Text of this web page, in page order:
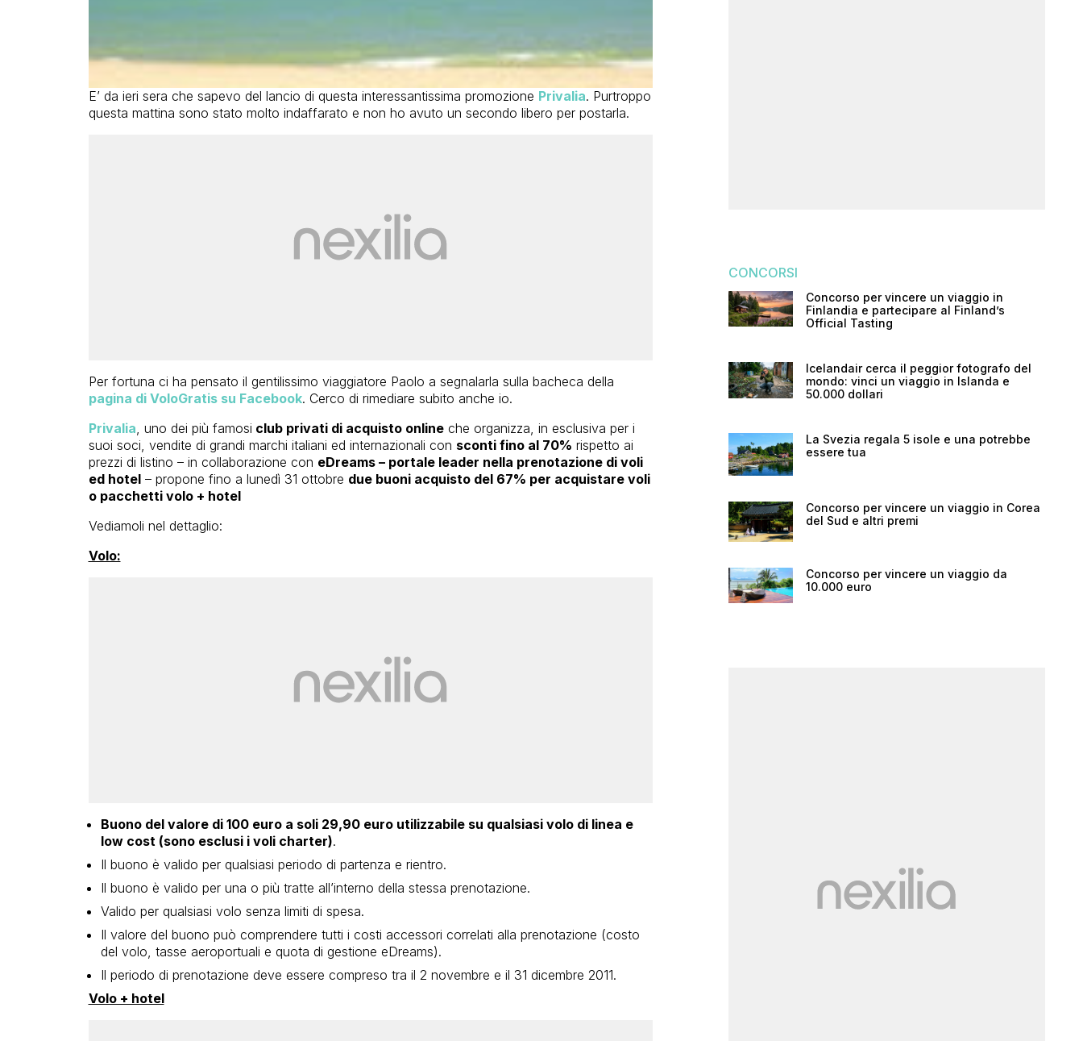
E’ da ieri sera che sapevo del lancio di questa interessantissima promozione Privalia. Purtroppo
questa mattina sono stato molto indaffarato e non ho avuto un secondo libero per postarla.
Per fortuna ci ha pensato il gentilissimo viaggiatore Paolo a segnalarla sulla bacheca della
pagina di VoloGratis su Facebook. Cerco di rimediare subito anche io.
Privalia , uno dei più famosi club privati di acquisto onlineche organizza, in esclusiva per i
suoi soci, vendite di grandi marchi italiani ed internazionali con sconti fino al 70% rispetto ai
prezzi di listino – in collaborazione con eDreams – portale leader nella prenotazione di voli
ed hotel– propone fino a lunedì 31 ottobre due buoni acquisto del 67% per acquistare voli
o pacchetti volo + hotel
Vediamoli nel dettaglio:
Volo:
Buono del valore di 100 euro a soli 29,90 euro utilizzabile su qualsiasi volo di linea e
low cost (sono esclusi i voli charter).
Il buono è valido per qualsiasi periodo di partenza e rientro.
Il buono è valido per una o più tratte all’interno della stessa prenotazione.
Valido per qualsiasi volo senza limiti di spesa.
Il valore del buono può comprendere tutti i costi accessori correlati alla prenotazione (costo
del volo, tasse aeroportuali e quota di gestione eDreams).
Il periodo di prenotazione deve essere compreso tra il 2 novembre e il 31 dicembre 2011.
Volo + hotel
CONCORSI
Concorso per vincere un viaggio in
Finlandia e partecipare al Finland’s
Official Tasting
Icelandair cerca il peggior fotografo del
mondo: vinci un viaggio in Islanda e
50.000 dollari
La Svezia regala 5 isole e una potrebbe
essere tua
Concorso per vincere un viaggio in Corea
del Sud e altri premi
Concorso per vincere un viaggio da
10.000 euro